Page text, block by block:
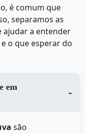
é comum que
separamos as
ajudar a entender
o que esperar do
são